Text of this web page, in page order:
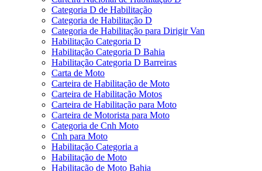
Categoria D de Habilitação
Categoria de Habilitação D
Categoria de Habilitação para Dirigir Van
Habilitação Categoria D
Habilitação Categoria D Bahia
Habilitação Categoria D Barreiras
Carta de Moto
Carteira de Habilitação de Moto
Carteira de Habilitação Motos
Carteira de Habilitação para Moto
Carteira de Motorista para Moto
Categoria de Cnh Moto
Cnh para Moto
Habilitação Categoria a
Habilitação de Moto
Habilitação de Moto Bahia